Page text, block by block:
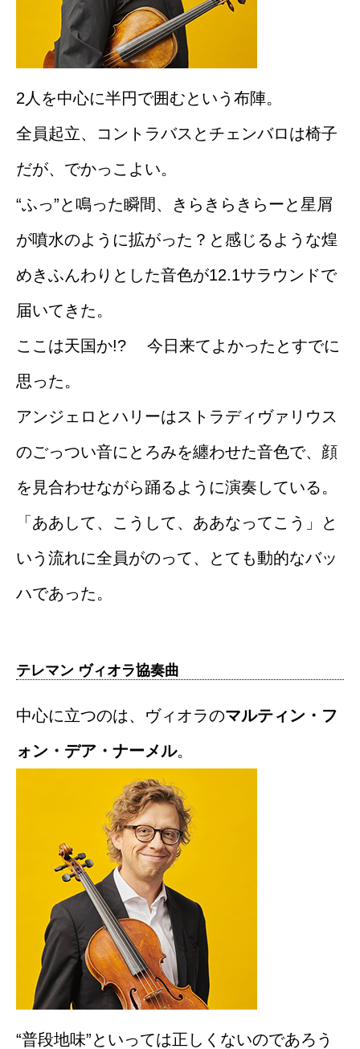
2人を中心に半円で囲むという布陣。
全員起立、コントラバスとチェンバロは椅子
だが、でかっこよい。
“ふっ”と鳴った瞬間、きらきらきらーと星屑
が噴水のように拡がった？と感じるような煌
めきふんわりとした音色が12.1サラウンドで
届いてきた。
ここは天国か!? 今日来てよかったとすでに
思った。
アンジェロとハリーはストラディヴァリウス
のごっつい音にとろみを纏わせた音色で、顔
を見合わせながら踊るように演奏している。
「ああして、こうして、ああなってこう」と
いう流れに全員がのって、とても動的なバッ
ハであった。
テレマン ヴィオラ協奏曲
中心に立つのは、ヴィオラのマルティン・フ
ォン・デア・ナーメル。
“普段地味”といっては正しくないのであろう